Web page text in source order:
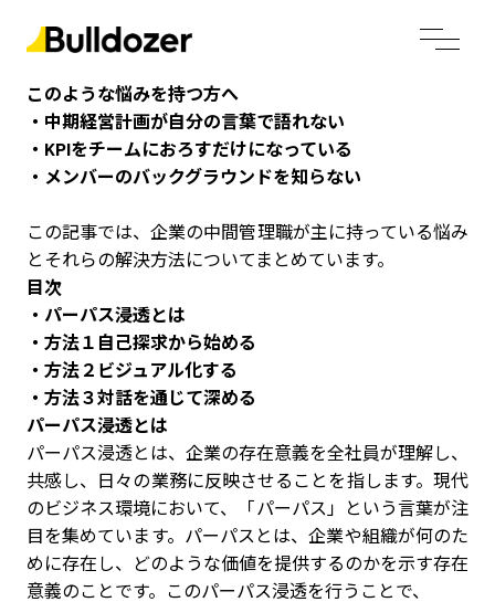
このような悩みを持つ方へ
・中期経営計画が自分の言葉で語れない
・KPIをチームにおろすだけになっている
・メンバーのバックグラウンドを知らない
この記事では、企業の中間管理職が主に持っている悩み
とそれらの解決方法についてまとめています。
目次
・パーパス浸透とは
・方法１自己探求から始める
・方法２ビジュアル化する
・方法３対話を通じて深める
パーパス浸透とは
パーパス浸透とは、企業の存在意義を全社員が理解し、
共感し、日々の業務に反映させることを指します。現代
のビジネス環境において、「パーパス」という言葉が注
目を集めています。パーパスとは、企業や組織が何のた
めに存在し、どのような価値を提供するのかを示す存在
意義のことです。このパーパス浸透を行うことで、